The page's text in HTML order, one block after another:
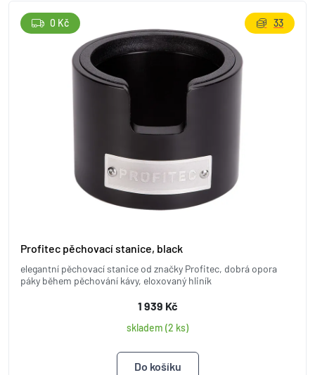
Profitec pěchovací stanice, black
elegantní pěchovací stanice od značky Profitec, dobrá opora
páky během pěchování kávy, eloxovaný hliník
1 939 Kč
skladem (2 ks)
0 Kč 33